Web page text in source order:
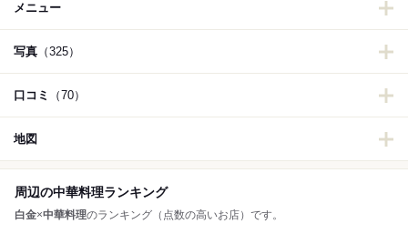
メニュー
写真 （325）
口コミ （70）
地図
周辺の中華料理ランキング
白金×中華料理のランキング（点数の高いお店）です。